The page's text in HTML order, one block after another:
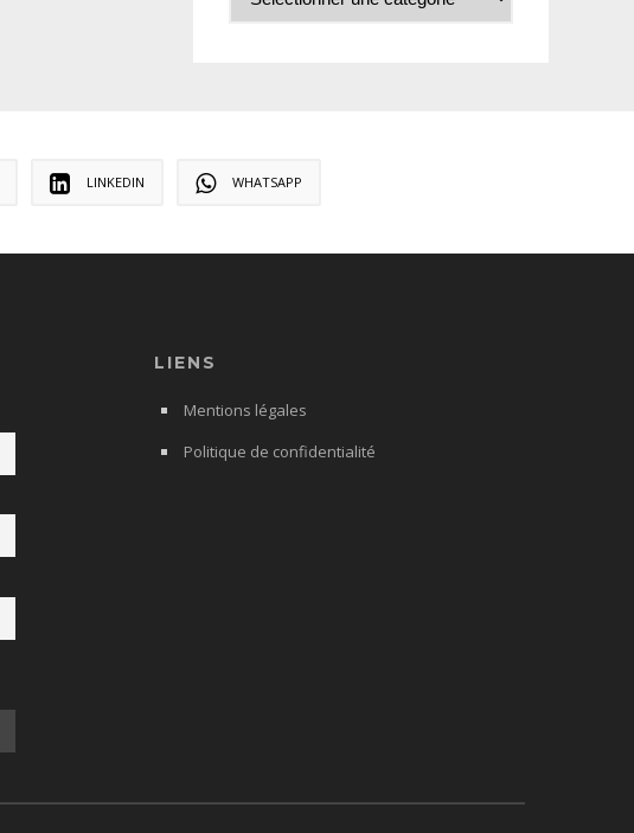
LINKEDIN WHATSAPP
LIENS
Mentions légales
Politique de confidentialité